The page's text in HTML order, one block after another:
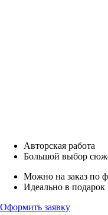
Авторская работа
Большой выбор
Можно на заказ по
Идеально в подарок
Оформить заявку